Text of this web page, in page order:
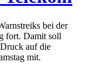
bei der
fort. Damit soll
auf die
mit.